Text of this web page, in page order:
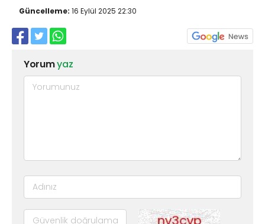
Güncelleme: 16 Eylül 2025 22:30
Yorumyaz